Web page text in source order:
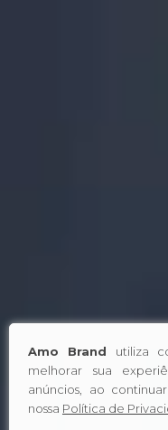
Amo Brand utiliza
melhorar sua
anúncios, ao
nossa Política de